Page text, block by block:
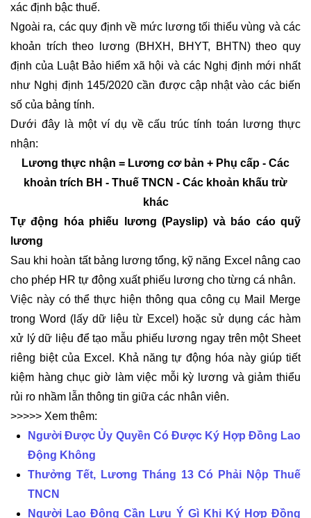
xác định bậc thuế.
Ngoài ra, các quy định về mức lương tối thiểu vùng và các
khoản trích theo lương (BHXH, BHYT, BHTN) theo quy
định của Luật Bảo hiểm xã hội và các Nghị định mới nhất
như Nghị định 145/2020 cần được cập nhật vào các biến
số của bảng tính.
Dưới đây là một ví dụ về cấu trúc tính toán lương thực
nhận:
Lương thực nhận = Lương cơ bản + Phụ cấp - Các
khoản trích BH - Thuế TNCN - Các khoản khấu trừ
khác
Tự động hóa phiếu lương (Payslip) và báo cáo quỹ
lương
Sau khi hoàn tất bảng lương tổng, kỹ năng Excel nâng cao
cho phép HR tự động xuất phiếu lương cho từng cá nhân.
Việc này có thể thực hiện thông qua công cụ Mail Merge
trong Word (lấy dữ liệu từ Excel) hoặc sử dụng các hàm
xử lý dữ liệu để tạo mẫu phiếu lương ngay trên một Sheet
riêng biệt của Excel. Khả năng tự động hóa này giúp tiết
kiệm hàng chục giờ làm việc mỗi kỳ lương và giảm thiểu
rủi ro nhầm lẫn thông tin giữa các nhân viên.
>>>>> Xem thêm:
Người Được Ủy Quyền Có Được Ký Hợp Đồng Lao
Động Không
Thưởng Tết, Lương Tháng 13 Có Phải Nộp Thuế
TNCN
Người Lao Động Cần Lưu Ý Gì Khi Ký Hợp Đồng